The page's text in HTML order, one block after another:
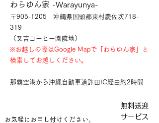
わらゆん家 -Warayunya-
〒905-1205 沖縄県国頭郡東村慶佐次718-
319
（又吉コーヒー園隣地）
※お越しの際はGoogle Mapで「わらゆん家」と
検索してお越しください。
那覇空港から沖縄自動車道許田IC経由約2時間
​無料送迎
サービス
お気軽にお申し付けください。